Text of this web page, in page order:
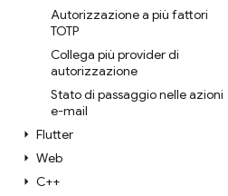
Autorizzazione a più fattori
TOTP
Collega più provider di
autorizzazione
Stato di passaggio nelle azioni
e-mail
Flutter
Web
C++